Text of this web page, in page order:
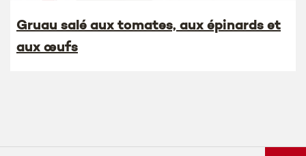
Gruau salé aux tomates, aux épinards et
aux œufs